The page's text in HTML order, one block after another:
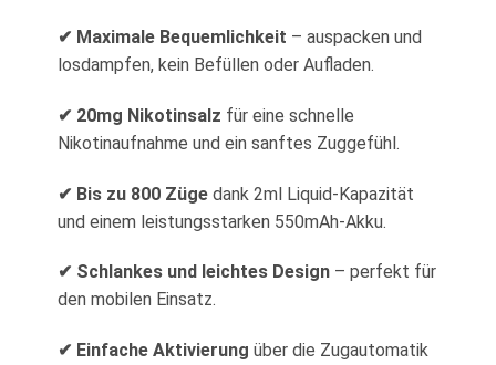
✔ Maximale Bequemlichkeit – auspacken und
losdampfen, kein Befüllen oder Aufladen.
✔ 20mg Nikotinsalz für eine schnelle
Nikotinaufnahme und ein sanftes Zuggefühl.
✔ Bis zu 800 Zügedank 2ml Liquid-Kapazität
und einem leistungsstarken 550mAh-Akku.
✔ Schlankes und leichtes Design– perfekt für
den mobilen Einsatz.
✔ Einfache Aktivierung über die Zugautomatik